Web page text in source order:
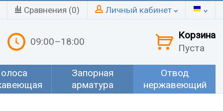
Сравнения (0) Личный кабинет
09:00–18:00
Корзина
Пуста
Запорная
арматура
Отвод
нержавеющий